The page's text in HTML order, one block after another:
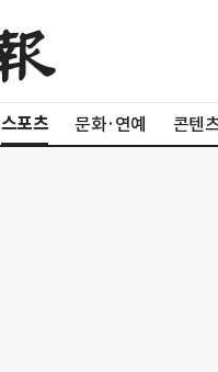
스포츠 문화·연예 콘텐